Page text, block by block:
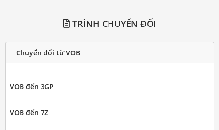
TRÌNH CHUYỂN ĐỔI
Chuyển đổi từ VOB
VOB đến 3GP
VOB đến 7Z